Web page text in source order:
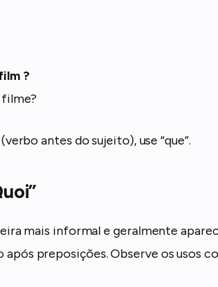
?
filme?
antes do sujeito), use “que”.
mais informal e geralmente
preposições. Observe os usos